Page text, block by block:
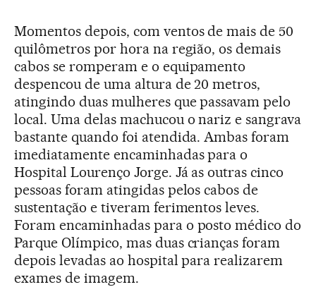
Momentos depois, com ventos de mais de 50
quilômetros por hora na região, os demais
cabos se romperam e o equipamento
despencou de uma altura de 20 metros,
atingindo duas mulheres que passavam pelo
local. Uma delas machucou o nariz e sangrava
bastante quando foi atendida. Ambas foram
imediatamente encaminhadas para o
Hospital Lourenço Jorge. Já as outras cinco
pessoas foram atingidas pelos cabos de
sustentação e tiveram ferimentos leves.
Foram encaminhadas para o posto médico do
Parque Olímpico, mas duas crianças foram
depois levadas ao hospital para realizarem
exames de imagem.